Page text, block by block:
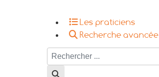
Les praticiens
Recherche avancée